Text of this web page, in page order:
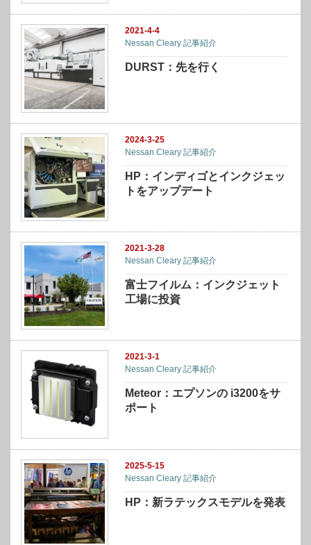
2021-4-4
Nessan Cleary 記事紹介
DURST：先を行く
2024-3-25
Nessan Cleary 記事紹介
HP：インディゴとインクジェッ
トをアップデート
2021-3-28
Nessan Cleary 記事紹介
富士フイルム：インクジェット
工場に投資
2021-3-1
Nessan Cleary 記事紹介
Meteor：エプソンの i3200をサ
ポート
2025-5-15
Nessan Cleary 記事紹介
HP：新ラテックスモデルを発表